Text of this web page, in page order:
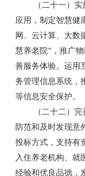
（二十一）
应用，制定智慧健
网、云计算、大数
慧养老院”，推广
善服务体验。运用
务管理信息系统，
等信息安全保护。
（二十二）
防范和及时发现意
投标方式，支持有
入住养老机构、就
经验和优良品德，